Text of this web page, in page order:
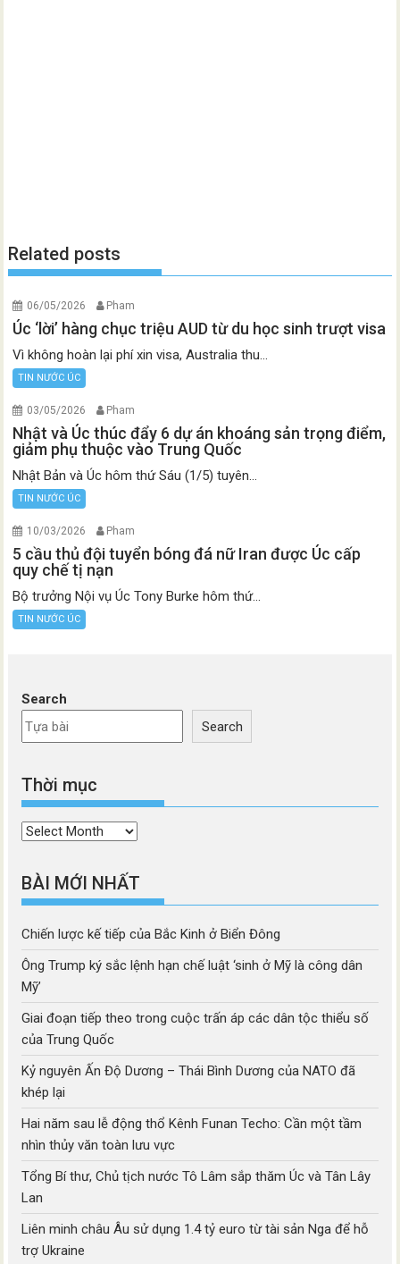
Related posts
06/05/2026 Pham
Úc ‘lời’ hàng chục triệu AUD từ du học sinh trượt visa
Vì không hoàn lại phí xin visa, Australia thu...
TIN NƯỚC ÚC
03/05/2026 Pham
Nhật và Úc thúc đẩy 6 dự án khoáng sản trọng điểm,
giảm phụ thuộc vào Trung Quốc
Nhật Bản và Úc hôm thứ Sáu (1/5) tuyên...
TIN NƯỚC ÚC
10/03/2026 Pham
5 cầu thủ đội tuyển bóng đá nữ Iran được Úc cấp
quy chế tị nạn
Bộ trưởng Nội vụ Úc Tony Burke hôm thứ...
TIN NƯỚC ÚC
Search
Search
Thời mục
Thời
BÀI MỚI NHẤT
Chiến lược kế tiếp của Bắc Kinh ở Biển Đông
Ông Trump ký sắc lệnh hạn chế luật ‘sinh ở Mỹ là công dân
Mỹ’
Giai đoạn tiếp theo trong cuộc trấn áp các dân tộc thiểu số
của Trung Quốc
Kỷ nguyên Ấn Độ Dương – Thái Bình Dương của NATO đã
khép lại
Hai năm sau lễ động thổ Kênh Funan Techo: Cần một tầm
nhìn thủy văn toàn lưu vực
Tổng Bí thư, Chủ tịch nước Tô Lâm sắp thăm Úc và Tân Lây
Lan
Liên minh châu Âu sử dụng 1.4 tỷ euro từ tài sản Nga để hỗ
trợ Ukraine